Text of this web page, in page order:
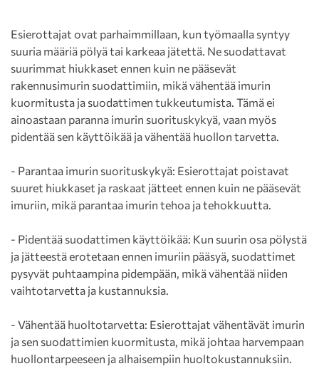
Esierottajat ovat parhaimmillaan, kun työmaalla syntyy
suuria määriä pölyä tai karkeaa jätettä. Ne suodattavat
suurimmat hiukkaset ennen kuin ne pääsevät
rakennusimurin suodattimiin, mikä vähentää imurin
kuormitusta ja suodattimen tukkeutumista. Tämä ei
ainoastaan paranna imurin suorituskykyä, vaan myös
pidentää sen käyttöikää ja vähentää huollon tarvetta.
- Parantaa imurin suorituskykyä: Esierottajat poistavat
suuret hiukkaset ja raskaat jätteet ennen kuin ne pääsevät
imuriin, mikä parantaa imurin tehoa ja tehokkuutta.
- Pidentää suodattimen käyttöikää: Kun suurin osa pölystä
ja jätteestä erotetaan ennen imuriin pääsyä, suodattimet
pysyvät puhtaampina pidempään, mikä vähentää niiden
vaihtotarvetta ja kustannuksia.
- Vähentää huoltotarvetta: Esierottajat vähentävät imurin
ja sen suodattimien kuormitusta, mikä johtaa harvempaan
huollontarpeeseen ja alhaisempiin huoltokustannuksiin.